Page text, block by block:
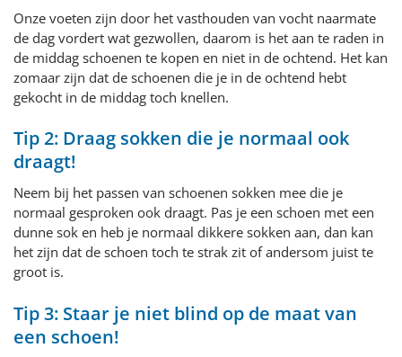
Onze voeten zijn door het vasthouden van vocht naarmate
de dag vordert wat gezwollen, daarom is het aan te raden in
de middag schoenen te kopen en niet in de ochtend. Het kan
zomaar zijn dat de schoenen die je in de ochtend hebt
gekocht in de middag toch knellen.
Tip 2: Draag sokken die je normaal ook
draagt!
Neem bij het passen van schoenen sokken mee die je
normaal gesproken ook draagt. Pas je een schoen met een
dunne sok en heb je normaal dikkere sokken aan, dan kan
het zijn dat de schoen toch te strak zit of andersom juist te
groot is.
Tip 3: Staar je niet blind op de maat van
een schoen!